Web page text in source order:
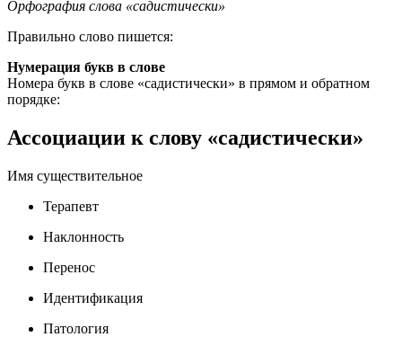
Орфография слова «садистически»
Правильно слово пишется:
Нумерация букв в слове
Номера букв в слове «садистически» в прямом и обратном
порядке:
Ассоциации к слову «садистически»
Имя существительное
Терапевт
Наклонность
Перенос
Идентификация
Патология